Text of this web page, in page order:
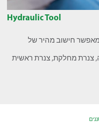
Hydraulic Tool
חישוב מהיר של
צנרת מחלקת, צנרת ראשית